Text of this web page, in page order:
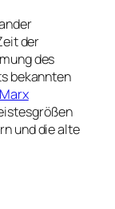
der
des
bekannten
und die alte